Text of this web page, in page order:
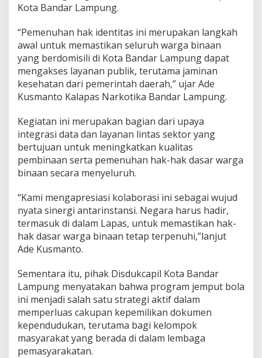
a
r
L
a
m
p
u
g
G
e
l
a
r
e
k
a
m
K
T
P
-
K
K
b
Kota Bandar Lampung.
“Pemenuhan hak identitas ini merupakan langkah
awal untuk memastikan seluruh warga binaan
yang berdomisili di Kota Bandar Lampung dapat
mengakses layanan publik, terutama jaminan
kesehatan dari pemerintah daerah,” ujar Ade
Kusmanto Kalapas Narkotika Bandar Lampung.
Kegiatan ini merupakan bagian dari upaya
integrasi data dan layanan lintas sektor yang
bertujuan untuk meningkatkan kualitas
pembinaan serta pemenuhan hak-hak dasar warga
binaan secara menyeluruh.
“Kami mengapresiasi kolaborasi ini sebagai wujud
nyata sinergi antarinstansi. Negara harus hadir,
termasuk di dalam Lapas, untuk memastikan hak-
hak dasar warga binaan tetap terpenuhi,”lanjut
Ade Kusmanto.
Sementara itu, pihak Disdukcapil Kota Bandar
Lampung menyatakan bahwa program jemput bola
ini menjadi salah satu strategi aktif dalam
memperluas cakupan kepemilikan dokumen
kependudukan, terutama bagi kelompok
masyarakat yang berada di dalam lembaga
pemasyarakatan.